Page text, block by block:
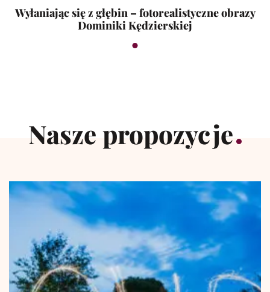
Wyłaniając się z głębin – fotorealistyczne obrazy
Dominiki Kędzierskiej
Nasze propozycje